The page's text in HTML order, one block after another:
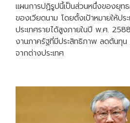
แผนการปฏิรูปนี้เป็นส่วนหนึ่งของยุ
ของเวียดนาม โดยตั้งเป้าหมายให้ปร
ประเทศรายได้สูงภายในปี พ.ศ.
งานภาครัฐที่มีประสิทธิภาพ ลดต้นทุ
จากต่างประเทศ